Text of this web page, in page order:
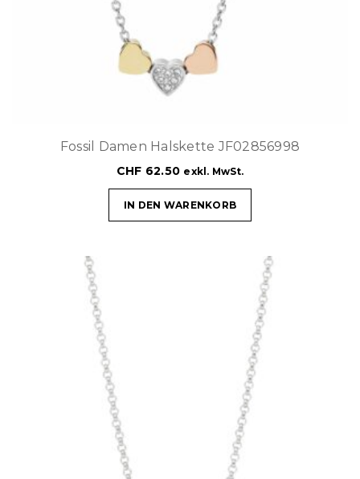
Fossil Damen Halskette JF02856998
CHF 62.50 exkl. MwSt.
IN DEN WARENKORB